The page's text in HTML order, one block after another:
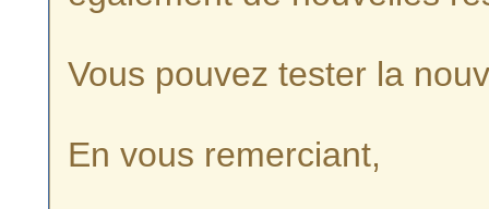
Vous pouvez tester la
En vous remerciant,